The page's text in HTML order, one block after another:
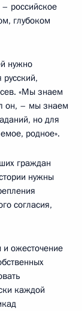
российское
глубоком
нужно
«Мы знаем
он, – мы знаем
но для
родное».
граждан
нужны
согласия,
и ожесточение
каждой